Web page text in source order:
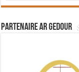
Partenaire Ar Gedour